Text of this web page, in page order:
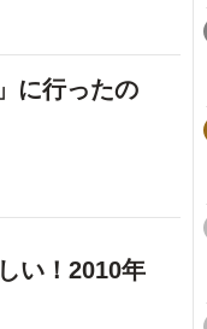
に行ったの
い！2010年